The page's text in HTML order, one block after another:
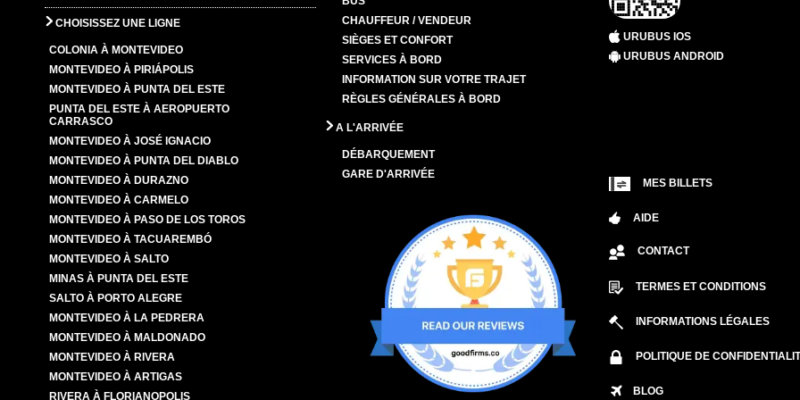
CHOISISSEZ UNE LIGNE
COLONIA À MONTEVIDEO
MONTEVIDEO À PIRIÁPOLIS
MONTEVIDEO À PUNTA DEL ESTE
PUNTA DEL ESTE À AEROPUERTO
CARRASCO
MONTEVIDEO À JOSÉ IGNACIO
MONTEVIDEO À PUNTA DEL DIABLO
MONTEVIDEO À DURAZNO
MONTEVIDEO À CARMELO
MONTEVIDEO À PASO DE LOS TOROS
MONTEVIDEO À TACUAREMBÓ
MONTEVIDEO À SALTO
MINAS À PUNTA DEL ESTE
SALTO À PORTO ALEGRE
MONTEVIDEO À LA PEDRERA
MONTEVIDEO À MALDONADO
MONTEVIDEO À RIVERA
MONTEVIDEO À ARTIGAS
RIVERA À FLORIANOPOLIS
CHAUFFEUR / VENDEUR
SIÈGES ET CONFORT
SERVICES À BORD
INFORMATION SUR VOTRE TRAJET
RÈGLES GÉNÉRALES À BORD
A L'ARRIVÉE
DÉBARQUEMENT
GARE D'ARRIVÉE
URUBUS IOS
URUBUS ANDROID
MES BILLETS
AIDE
CONTACT
TERMES ET CONDITIONS
INFORMATIONS LÉGALES
POLITIQUE DE
BLOG